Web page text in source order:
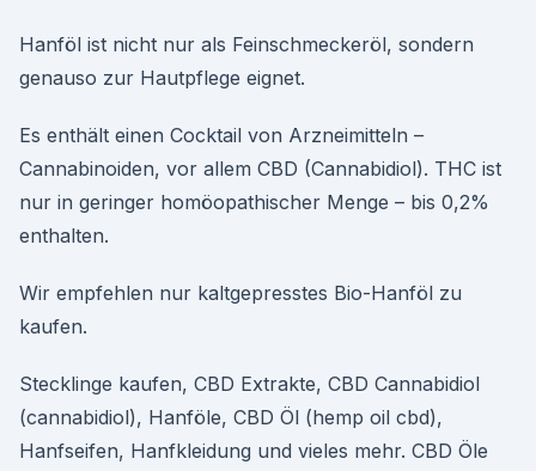
Hanföl ist nicht nur als Feinschmeckeröl, sondern
genauso zur Hautpflege eignet.
Es enthält einen Cocktail von Arzneimitteln –
Cannabinoiden, vor allem CBD (Cannabidiol). THC ist
nur in geringer homöopathischer Menge – bis 0,2%
enthalten.
Wir empfehlen nur kaltgepresstes Bio-Hanföl zu
kaufen.
Stecklinge kaufen, CBD Extrakte, CBD Cannabidiol
(cannabidiol), Hanföle, CBD Öl (hemp oil cbd),
Hanfseifen, Hanfkleidung und vieles mehr. CBD Öle